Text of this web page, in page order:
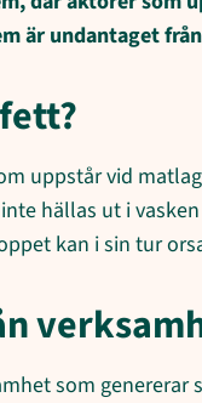
är undantaget
uppstår vid
hällas ut i
kan i sin tur
som